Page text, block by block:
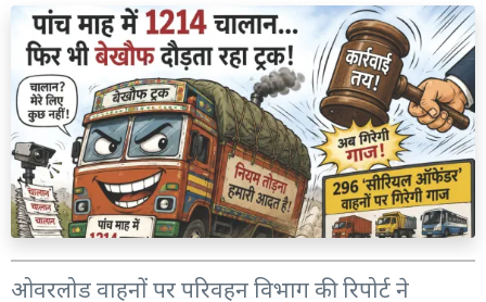
ओवरलोड वाहनों पर परिवहन विभाग की रिपोर्ट ने